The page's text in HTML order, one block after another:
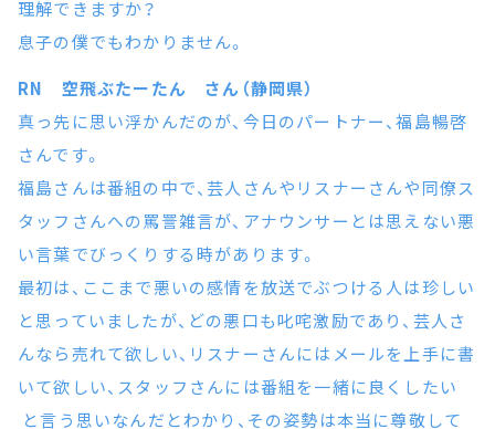
理解できますか？
息子の僕でもわかりません。
RN 空飛ぶたーたん さん（静岡県）
真っ先に思い浮かんだのが、今日のパートナー、福島暢啓
さんです。
福島さんは番組の中で、芸人さんやリスナーさんや同僚ス
タッフさんへの罵詈雑言が、アナウンサーとは思えない悪
い言葉でびっくりする時があります。
最初は、ここまで悪いの感情を放送でぶつける人は珍しい
と思っていましたが、どの悪口も叱咤激励であり、芸人さ
んなら売れて欲しい、リスナーさんにはメールを上手に書
いて欲しい、スタッフさんには番組を一緒に良くしたい
と言う思いなんだとわかり、その姿勢は本当に尊敬して